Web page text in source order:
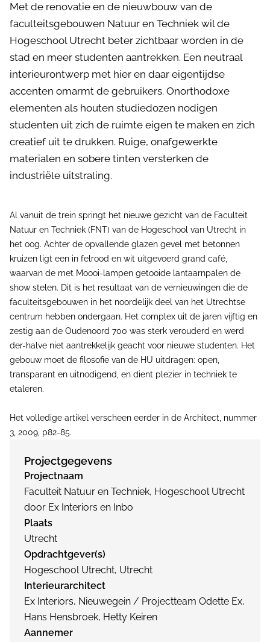
Met de renovatie en de nieuwbouw van de
faculteitsgebouwen Natuur en Techniek wil de
Hogeschool Utrecht beter zichtbaar worden in de
stad en meer studenten aantrekken. Een neutraal
interieurontwerp met hier en daar eigentijdse
accenten omarmt de gebruikers. Onorthodoxe
elementen als houten studiedozen nodigen
studenten uit zich de ruimte eigen te maken en zich
creatief uit te drukken. Ruige, onafgewerkte
materialen en sobere tinten versterken de
industriële uitstraling.
Al vanuit de trein springt het nieuwe gezicht van de Faculteit
Natuur en Techniek (FNT) van de Hogeschool van Utrecht in
het oog. Achter de opvallende glazen gevel met betonnen
kruizen ligt een in felrood en wit uitgevoerd grand café,
waarvan de met Moooi-lampen getooide lantaarnpalen de
show stelen. Dit is het resultaat van de vernieuwingen die de
faculteitsgebouwen in het noordelijk deel van het Utrechtse
centrum hebben ondergaan. Het complex uit de jaren vijftig en
zestig aan de Oudenoord 700 was sterk verouderd en werd
der-halve niet aantrekkelijk geacht voor nieuwe studenten. Het
gebouw moet de filosofie van de HU uitdragen: open,
transparant en uitnodigend, en dient plezier in techniek te
etaleren.
Het volledige artikel verscheen eerder in de Architect, nummer
3, 2009, p82-85.
Projectgegevens
Projectnaam
Faculteit Natuur en Techniek, Hogeschool Utrecht
door Ex Interiors en Inbo
Plaats
Utrecht
Opdrachtgever(s)
Hogeschool Utrecht, Utrecht
Interieurarchitect
Ex Interiors, Nieuwegein / Projectteam Odette Ex,
Hans Hensbroek, Hetty Keiren
Aannemer